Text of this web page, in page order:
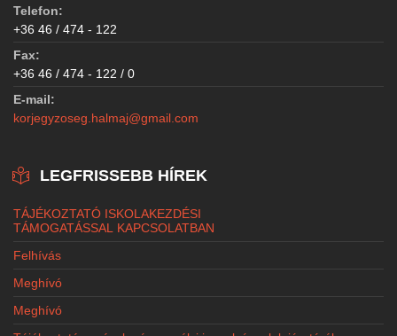
Telefon:
+36 46 / 474 - 122
Fax:
+36 46 / 474 - 122 / 0
E-mail:
korjegyzoseg.halmaj@gmail.com
LEGFRISSEBB HÍREK
TÁJÉKOZTATÓ ISKOLAKEZDÉSI
TÁMOGATÁSSAL KAPCSOLATBAN
Felhívás
Meghívó
Meghívó